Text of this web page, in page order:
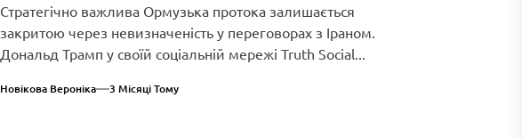
Стратегічно важлива Ормузька протока залишається
закритою через невизначеність у переговорах з Іраном.
Дональд Трамп у своїй соціальній мережі Truth Social...
Новікова Вероніка 3 Місяці Тому